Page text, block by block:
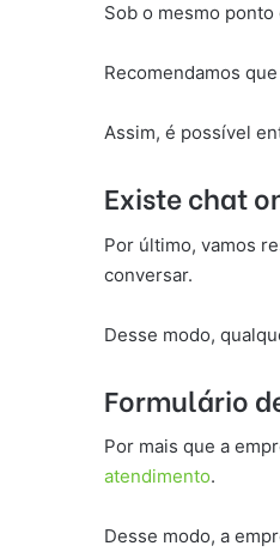
Sob o mesmo
Recomendamos
Assim, é possível
Existe chat
Por último, vamos
conversar.
Desse modo,
Formulário
Por mais que a
atendimento.
Desse modo, a